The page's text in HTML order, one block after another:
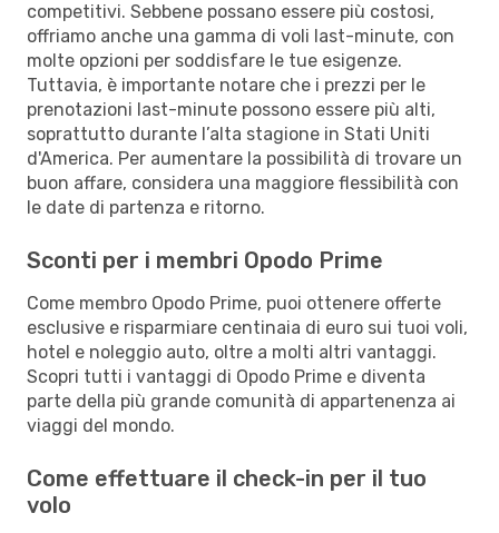
competitivi. Sebbene possano essere più costosi,
offriamo anche una gamma di voli last-minute, con
molte opzioni per soddisfare le tue esigenze.
Tuttavia, è importante notare che i prezzi per le
prenotazioni last-minute possono essere più alti,
soprattutto durante l’alta stagione in Stati Uniti
d'America. Per aumentare la possibilità di trovare un
buon affare, considera una maggiore flessibilità con
le date di partenza e ritorno.
Sconti per i membri Opodo Prime
Come membro Opodo Prime, puoi ottenere offerte
esclusive e risparmiare centinaia di euro sui tuoi voli,
hotel e noleggio auto, oltre a molti altri vantaggi.
Scopri tutti i vantaggi di Opodo Prime e diventa
parte della più grande comunità di appartenenza ai
viaggi del mondo.
Come effettuare il check-in per il tuo
volo